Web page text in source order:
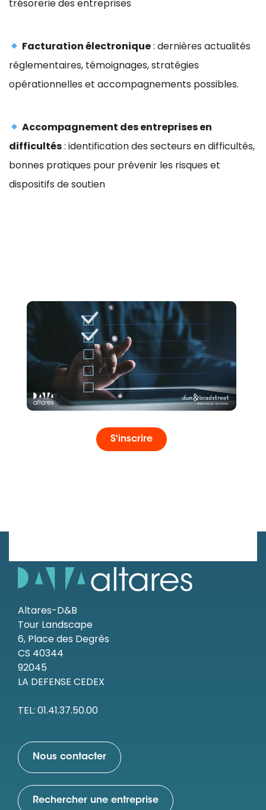
trésorerie des entreprises
Facturation électronique: dernières actualités
réglementaires, témoignages, stratégies
opérationnelles et accompagnements possibles.
Accompagnement des entreprises en
difficultés: identification des secteurs en difficultés,
bonnes pratiques pour prévenir les risques et
dispositifs de soutien
S'inscrire
Altares-D&B
Tour Landscape
6, Place des Degrés
CS 40344
92045
LA DEFENSE CEDEX
TEL: 01.41.37.50.00
Nous contacter
Rechercher une entreprise